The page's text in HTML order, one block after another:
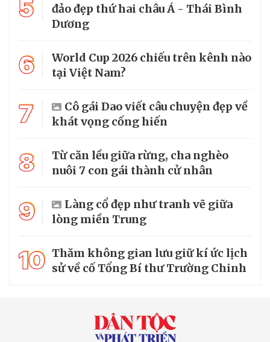
5
đảo đẹp thứ hai châu Á - Thái Bình
Dương
6
World Cup 2026 chiếu trên kênh nào
tại Việt Nam?
7
Cô gái Dao viết câu chuyện đẹp về
khát vọng cống hiến
8
Từ căn lều giữa rừng, cha nghèo
nuôi 7 con gái thành cử nhân
9
Làng cổ đẹp như tranh vẽ giữa
lòng miền Trung
10 Thăm không gian lưu giữ kí ức lịch
sử về cố Tổng Bí thư Trường Chinh